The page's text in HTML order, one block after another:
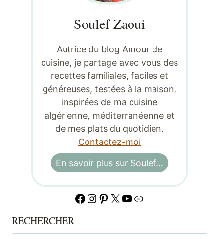
Soulef Zaoui
Autrice du blog Amour de
cuisine, je partage avec vous des
recettes familiales, faciles et
généreuses, testées à la maison,
inspirées de ma cuisine
algérienne, méditerranéenne et
de mes plats du quotidien.
Contactez-moi
En savoir plus sur Soulef…
Facebook
Instagram
Pinterest
X YouTube
Lien
RECHERCHER